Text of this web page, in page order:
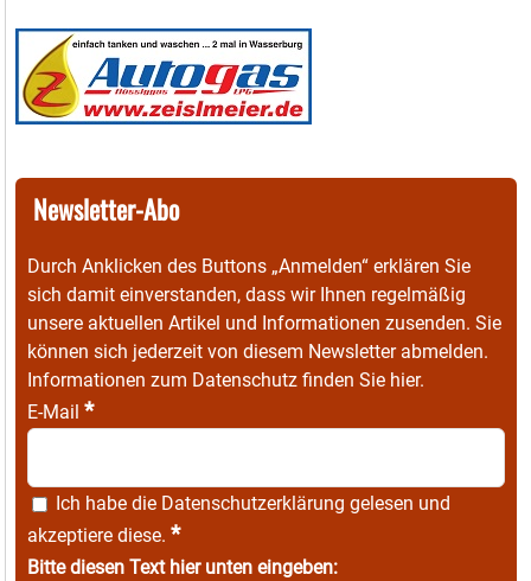
Newsletter-Abo
Durch Anklicken des Buttons „Anmelden“ erklären Sie
sich damit einverstanden, dass wir Ihnen regelmäßig
unsere aktuellen Artikel und Informationen zusenden. Sie
können sich jederzeit von diesem Newsletter abmelden.
Informationen zum Datenschutz finden Sie hier.
E-Mail *
Ich habe die Datenschutzerklärung gelesen und
akzeptiere diese. *
Bitte diesen Text hier unten eingeben: